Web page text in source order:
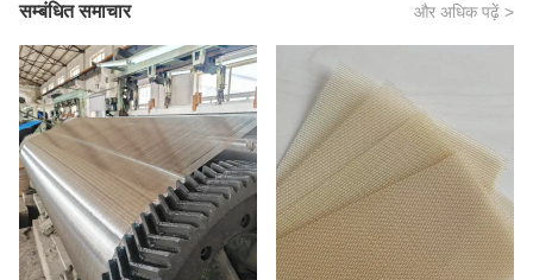
सम्बंधित समाचार और अधिक पढ़ें >